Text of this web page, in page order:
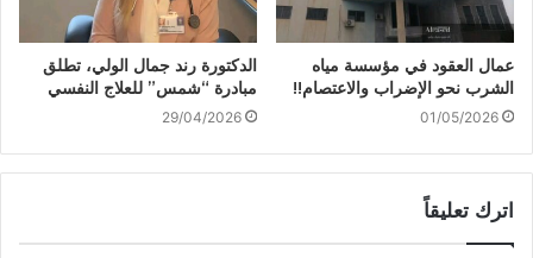
عمال العقود في مؤسسة مياه
الشرب نحو الإضراب والاعتصام!!
01/05/2026
الدكتورة رند جمال الولي، تطلق
مبادرة “شمس” للعلاج النفسي
29/04/2026
اترك تعليقاً